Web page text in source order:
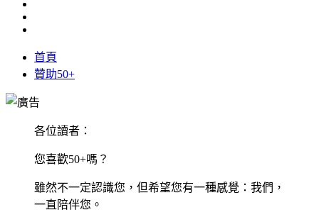
首頁
贊助50+
各位讀者：
您喜歡50+嗎？
雖然不一定認識您，但希望您有一種感覺：我們，
一直陪伴您。